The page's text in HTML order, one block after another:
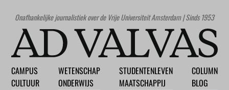
Onafhankelijke journalistiek over de Vrije Universiteit Amsterdam | Sinds 1953
CAMPUS
CULTUUR
WETENSCHAP
ONDERWIJS
STUDENTENLEVEN
MAATSCHAPPIJ
COLUMN
BLOG